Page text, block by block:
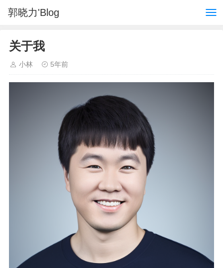
郭晓力'Blog
关于我
小林 5年前